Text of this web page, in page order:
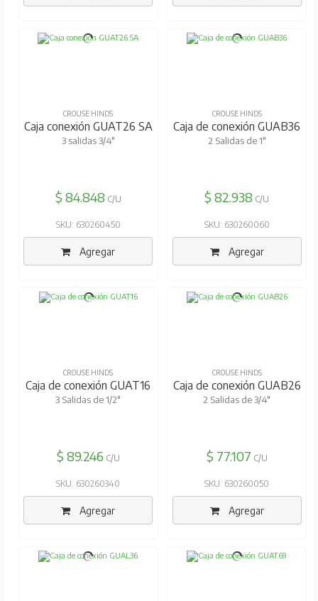
CROUSE HINDS
Caja conexión GUAT26 SA
3 salidas 3/4"
$ 84.848 C/U
SKU: 630260450
Agregar
CROUSE HINDS
Caja de conexión GUAB36
2 Salidas de 1"
$ 82.938 C/U
SKU: 630260060
Agregar
CROUSE HINDS
Caja de conexión GUAT16
3 Salidas de 1/2"
$ 89.246 C/U
SKU: 630260340
Agregar
CROUSE HINDS
Caja de conexión GUAB26
2 Salidas de 3/4"
$ 77.107 C/U
SKU: 630260050
Agregar